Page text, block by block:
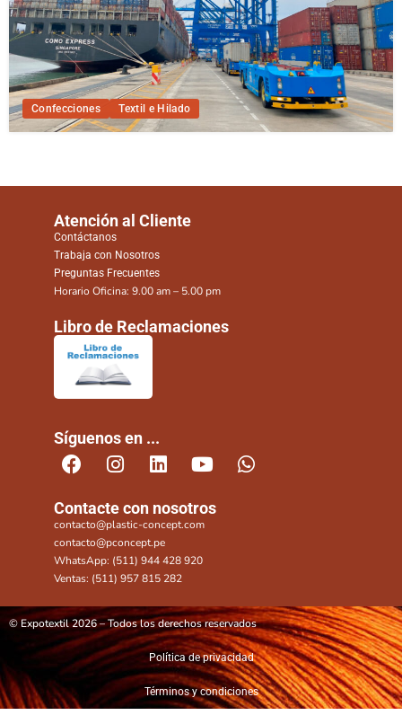
Confecciones Textil e Hilado
Atención al Cliente
Contáctanos
Trabaja con Nosotros
Preguntas Frecuentes
Horario Oficina: 9.00 am – 5.00 pm
Libro de Reclamaciones
Síguenos en ...
Contacte con nosotros
contacto@plastic-concept.com
contacto@pconcept.pe
WhatsApp: (511) 944 428 920
Ventas: (511) 957 815 282
© Expotextil 2026 – Todos los derechos reservados
Política de privacidad
Términos y condiciones